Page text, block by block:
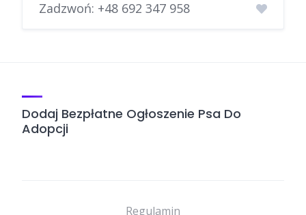
Zadzwoń: +48 692 347 958
Dodaj Bezpłatne Ogłoszenie Psa Do
Adopcji
Regulamin